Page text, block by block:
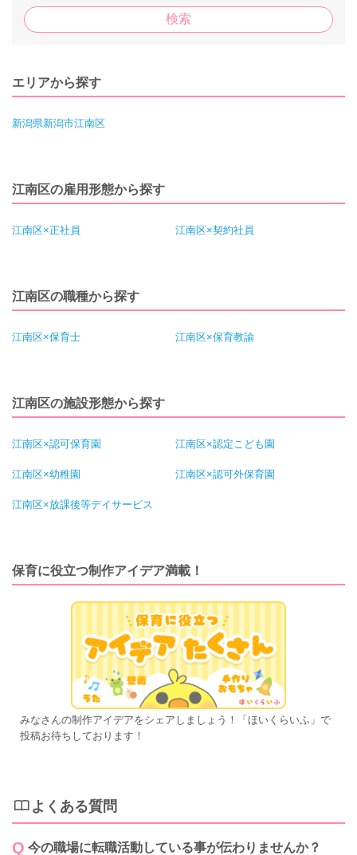
エリアから探す
新潟県新潟市江南区
江南区の雇用形態から探す
江南区×正社員 江南区×契約社員
江南区の職種から探す
江南区×保育士 江南区×保育教諭
江南区の施設形態から探す
江南区×認可保育園 江南区×認定こども園
江南区×幼稚園 江南区×認可外保育園
江南区×放課後等デイサービス
保育に役立つ制作アイデア満載！
みなさんの制作アイデアをシェアしましょう！「ほいくらいふ」で
投稿お待ちしております！
よくある質問
今の職場に転職活動している事が伝わりませんか？